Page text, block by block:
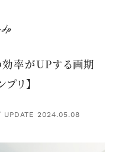
効率がUPする画期
リ】
UPDATE 2024.05.08